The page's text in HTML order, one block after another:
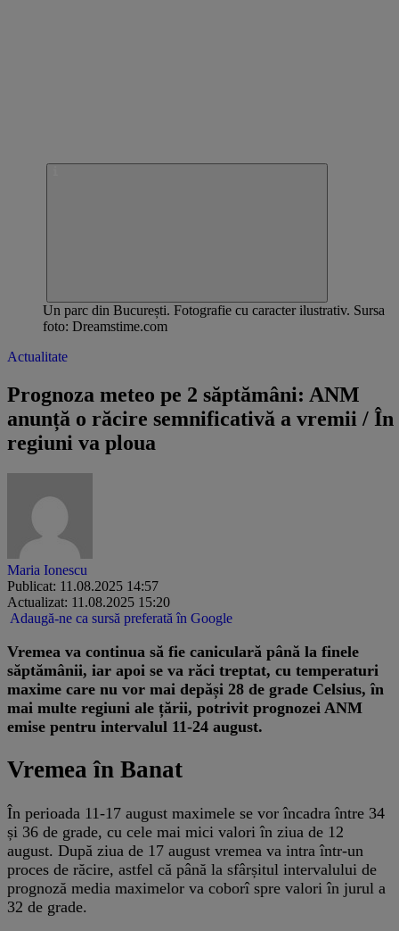
Un parc din București. Fotografie cu caracter ilustrativ. Sursa
foto: Dreamstime.com
Actualitate
Prognoza meteo pe 2 săptămâni: ANM
anunță o răcire semnificativă a vremii / În
regiuni va ploua
Maria Ionescu
Publicat: 11.08.2025 14:57
Actualizat: 11.08.2025 15:20
Adaugă-ne ca sursă preferată în Google
Vremea va continua să fie caniculară până la finele
săptămânii, iar apoi se va răci treptat, cu temperaturi
maxime care nu vor mai depăși 28 de grade Celsius, în
mai multe regiuni ale țării, potrivit prognozei ANM
emise pentru intervalul 11-24 august.
Vremea în Banat
În perioada 11-17 august maximele se vor încadra între 34
și 36 de grade, cu cele mai mici valori în ziua de 12
august. După ziua de 17 august vremea va intra într-un
proces de răcire, astfel că până la sfârșitul intervalului de
prognoză media maximelor va coborî spre valori în jurul a
32 de grade.